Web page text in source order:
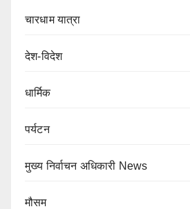
चारधाम यात्रा
देश-विदेश
धार्मिक
पर्यटन
मुख्य निर्वाचन अधिकारी News
मौसम